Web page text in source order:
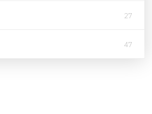
27
47